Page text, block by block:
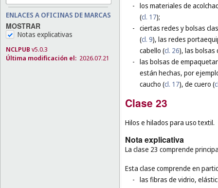
ENLACES A OFICINAS DE MARCAS
MOSTRAR
Notas explicativas
NCLPUB v5.0.3
Última modificación el: 2026.07.21
- los materiales de
(cl. 17);
- ciertas redes y bolsas
(cl. 9), las redes
cabello (cl. 26), las bolsas
- las bolsas de
están hechas, por
caucho (cl. 17), de cuero (
Clase 23
Hilos e hilados para uso textil.
Nota explicativa
La clase 23 comprende
Esta clase comprende en
- las fibras de vidrio,